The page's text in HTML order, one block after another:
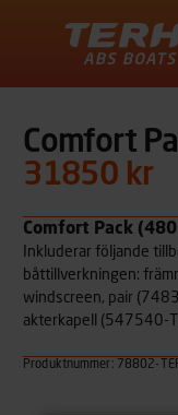
Comfort
31850 kr
Comfort Pack (480
Inkluderar följande
båttillverkningen:
windscreen, pair
akterkapell (547540-
Produktnummer: 78802-